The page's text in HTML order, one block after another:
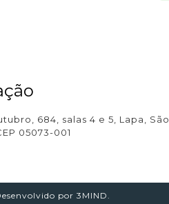
684, salas 4 e 5, Lapa, São
05073-001
por 3 MIND.